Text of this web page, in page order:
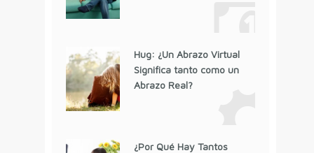
Hug: ¿Un Abrazo Virtual
Significa tanto como un
Abrazo Real?
¿Por Qué Hay Tantos